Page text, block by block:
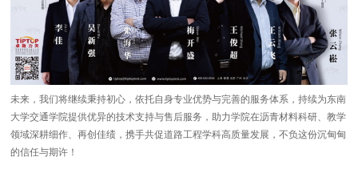
未来，我们将继续秉持初心，依托自身专业优势与完善的服务体系，持续为东南
大学交通学院提供优异的技术支持与售后服务，助力学院在沥青材料科研、教学
领域深耕细作、再创佳绩，携手共促道路工程学科高质量发展，不负这份沉甸甸
的信任与期许！